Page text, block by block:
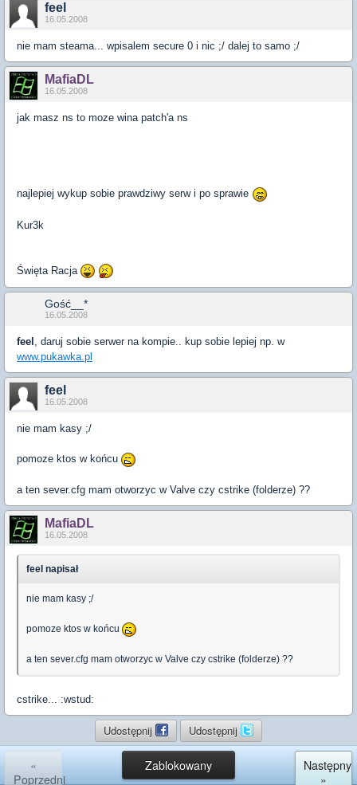
feel
16.05.2008
nie mam steama... wpisalem secure 0 i nic ;/ dalej to samo ;/
MafiaDL
16.05.2008
jak masz ns to moze wina patch'a ns
najlepiej wykup sobie prawdziwy serw i po sprawie
Kur3k
Święta Racja
Gość__*
16.05.2008
feel , daruj sobie serwer na kompie.. kup sobie lepiej np. w
www.pukawka.pl
feel
16.05.2008
nie mam kasy ;/
pomoze ktos w końcu
a ten sever.cfg mam otworzyc w Valve czy cstrike (folderze) ??
MafiaDL
16.05.2008
feel napisał
nie mam kasy ;/
pomoze ktos w końcu
a ten sever.cfg mam otworzyc w Valve czy cstrike (folderze) ??
cstrike... :wstud:
Udostępnij Udostępnij
Zablokowany
«
Poprzedni
Następny
»